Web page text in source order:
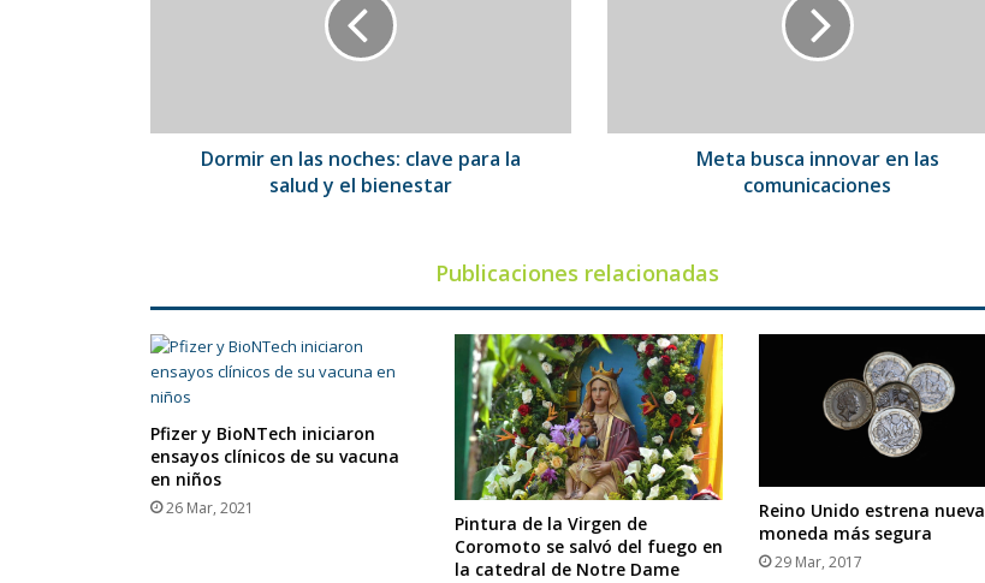
y
Dormir en las noches: clave para la
salud y el bienestar
Meta busca innovar en las
comunicaciones
Publicaciones relacionadas
Pfizer y BioNTech iniciaron
ensayos clínicos de su vacuna
en niños
26 Mar, 2021
Pintura de la Virgen de
Coromoto se salvó del fuego en
la catedral de Notre Dame
Reino Unido estrena nueva
moneda más segura
29 Mar, 2017